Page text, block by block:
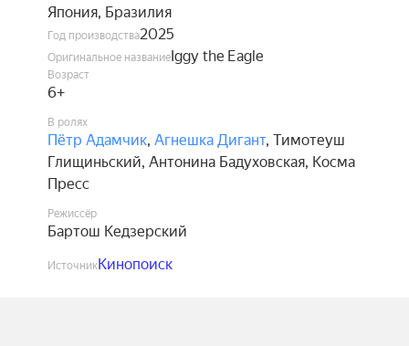
Япония, Бразилия
Год производства2025
Оригинальное названиеIggy the Eagle
Возраст
6+
В ролях
Пётр Адамчик, Агнешка Дигант, Тимотеуш
Глищиньский, Антонина Бадуховская, Косма
Пресс
Режиссёр
Бартош Кедзерский
ИсточникКинопоиск